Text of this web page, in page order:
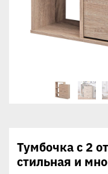
Тумбочка с 2
стильная и